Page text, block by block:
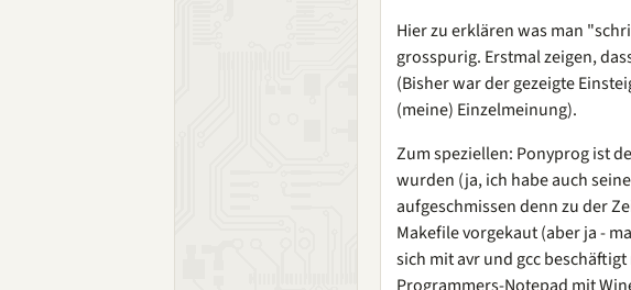
Hier zu erklären was man
grosspurig. Erstmal zeigen,
(Bisher war der gezeigte
(meine) Einzelmeinung).
Zum speziellen: Ponyprog ist
wurden (ja, ich habe auch
aufgeschmissen denn zu der
Makefile vorgekaut (aber ja -
sich mit avr und gcc
Programmers-Notepad mit